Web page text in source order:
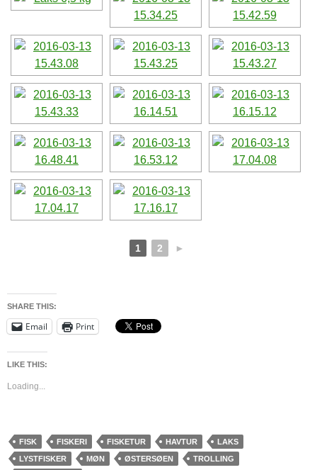
1 2 ►
SHARE THIS:
Email Print
LIKE THIS:
Loading...
FISK FISKERI FISKETUR HAVTUR
LAKS
LYSTFISKER
MØN ØSTERSØEN
TROLLING